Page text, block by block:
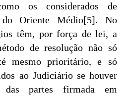
os considerados de
Oriente Médio[5]. No
têm, por força de lei, a
de resolução não só
mesmo prioritário, e só
ao Judiciário se houver
das partes firmada em